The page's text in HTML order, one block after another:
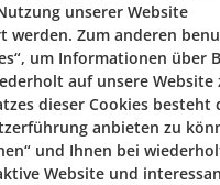
unserer Website
werden. Zum anderen
um Informationen über
auf unsere Website
dieser Cookies besteht
anbieten zu
und Ihnen bei
Website und